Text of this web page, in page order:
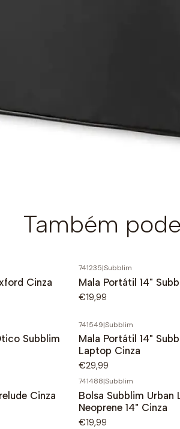
Também
Cinza
741235|Subblim
Mala Portátil 14"
€19,99
Subblim
741549|Subblim
Mala Portátil 14"
Laptop Cinza
€29,99
Cinza
741488|Subblim
Bolsa Subblim Urban
Neoprene 14" Cinza
€19,99